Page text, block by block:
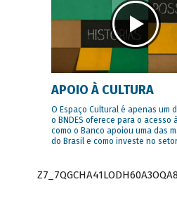
APOIO À CULTURA
O Espaço Cultural é apenas um
o BNDES oferece para o acesso
como o Banco apoiou uma das
do Brasil e como investe no